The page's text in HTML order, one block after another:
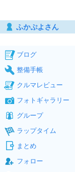
ふかぷよさん
ブログ
整備手帳
クルマレビュー
フォトギャラリー
グループ
ラップタイム
まとめ
フォロー